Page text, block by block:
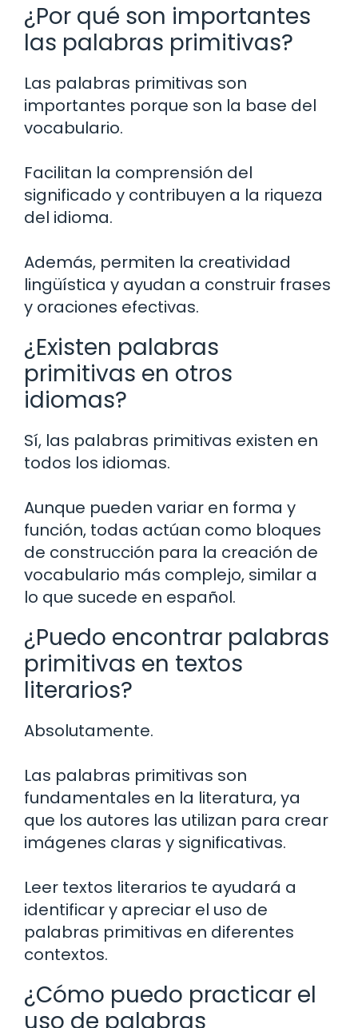
¿Por qué son importantes
las palabras primitivas?
Las palabras primitivas son
importantes porque son la base del
vocabulario.
Facilitan la comprensión del
significado y contribuyen a la riqueza
del idioma.
Además, permiten la creatividad
lingüística y ayudan a construir frases
y oraciones efectivas.
¿Existen palabras
primitivas en otros
idiomas?
Sí, las palabras primitivas existen en
todos los idiomas.
Aunque pueden variar en forma y
función, todas actúan como bloques
de construcción para la creación de
vocabulario más complejo, similar a
lo que sucede en español.
¿Puedo encontrar palabras
primitivas en textos
literarios?
Absolutamente.
Las palabras primitivas son
fundamentales en la literatura, ya
que los autores las utilizan para crear
imágenes claras y significativas.
Leer textos literarios te ayudará a
identificar y apreciar el uso de
palabras primitivas en diferentes
contextos.
¿Cómo puedo practicar el
uso de palabras